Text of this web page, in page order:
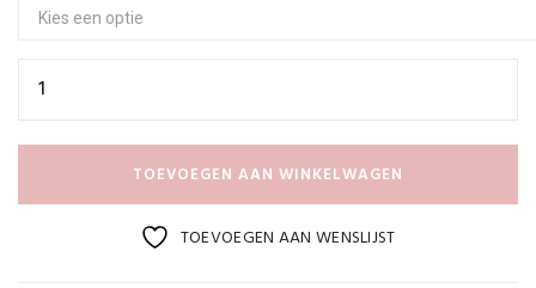
TOEVOEGEN AAN WINKELWAGEN
TOEVOEGEN AAN WENSLIJST